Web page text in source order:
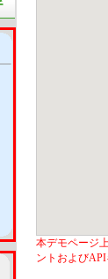
本デモページ
ントおよび